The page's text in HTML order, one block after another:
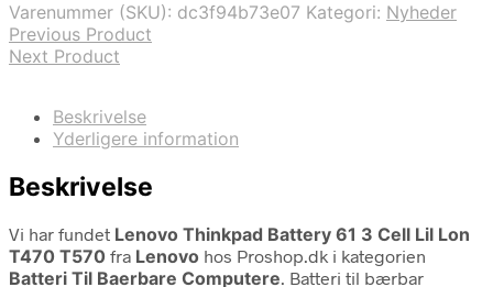
Varenummer (SKU): dc3f94b73e07 Kategori: Nyheder
Previous Product
Next Product
Beskrivelse
Yderligere information
Beskrivelse
Vi har fundet Lenovo Thinkpad Battery 61 3 Cell Lil Lon
T470 T570 fra Lenovo hos Proshop.dk i kategorien
Batteri Til Baerbare Computere. Batteri til bærbar